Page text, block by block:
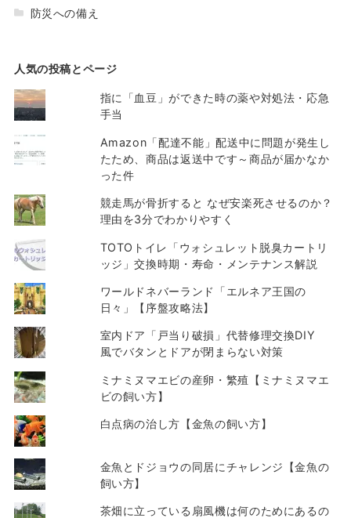
防災への備え
人気の投稿とページ
指に「血豆」ができた時の薬や対処法・応急
手当
Amazon「配達不能」配送中に問題が発生し
たため、商品は返送中です～商品が届かなか
った件
競走馬が骨折すると なぜ安楽死させるのか？
理由を3分でわかりやすく
TOTOトイレ「ウォシュレット脱臭カートリ
ッジ」交換時期・寿命・メンテナンス解説
ワールドネバーランド「エルネア王国の
日々」【序盤攻略法】
室内ドア「戸当り破損」代替修理交換DIY
風でバタンとドアが閉まらない対策
ミナミヌマエビの産卵・繁殖【ミナミヌマエ
ビの飼い方】
白点病の治し方【金魚の飼い方】
金魚とドジョウの同居にチャレンジ【金魚の
飼い方】
茶畑に立っている扇風機は何のためにあるの